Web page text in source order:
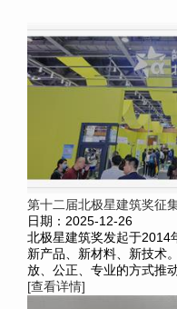
第十二届北极星建筑奖征
日期：2025-12-26
北极星建筑奖发起于2014
新产品、新材料、新技术
放、公正、专业的方式推
[查看详情]